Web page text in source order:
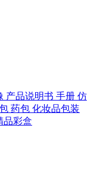
产品说明书 手册 仿
药包 化妆品包装
品彩盒